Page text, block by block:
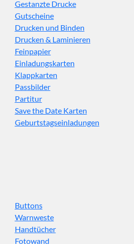
Gestanzte Drucke
Gutscheine
Drucken und Binden
Drucken & Laminieren
Feinpapier
Einladungskarten
Klappkarten
Passbilder
Partitur
Save the Date Karten
Geburtstagseinladungen
Buttons
Warnweste
Handtücher
Fotowand